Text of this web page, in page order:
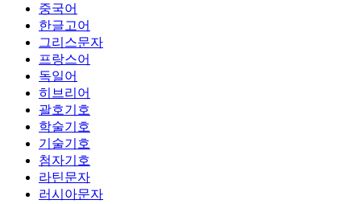
중국어
한글고어
그리스문자
프랑스어
독일어
히브리어
괄호기호
학술기호
기술기호
첨자기호
라틴문자
러시아문자